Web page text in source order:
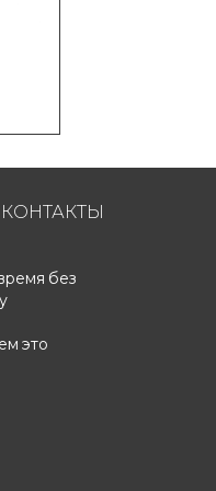
КОНТАКТЫ
без
это